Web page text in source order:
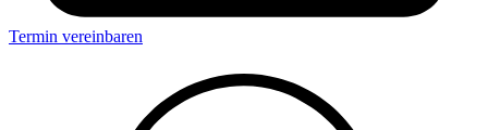
Termin vereinbaren